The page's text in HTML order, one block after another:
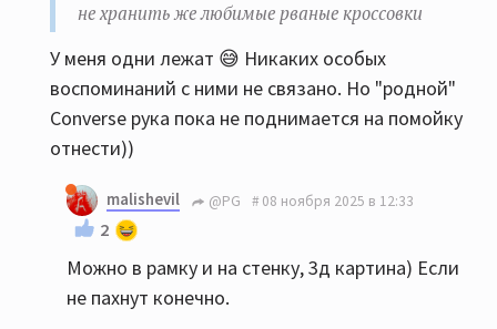
не хранить же любимые рваные кроссовки
У меня одни лежат 😅 Никаких особых
воспоминаний с ними не связано. Но "родной"
Converse рука пока не поднимается на помойку
отнести))
malishevil @PG 08 ноября 2025 в 12:33
2
Можно в рамку и на стенку, 3д картина) Если
не пахнут конечно.